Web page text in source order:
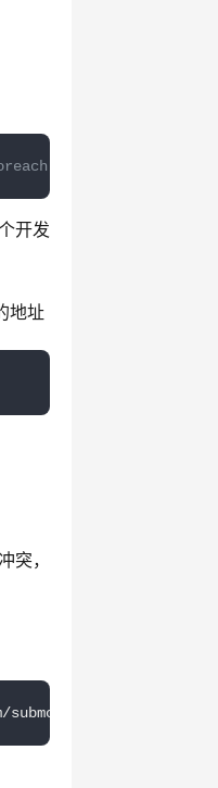
git checkout
开发
地址
突，
submodules-